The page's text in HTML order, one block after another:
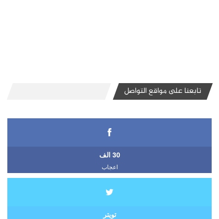
تابعنا على مواقع التواصل
30 الف
اعجاب
تويتر